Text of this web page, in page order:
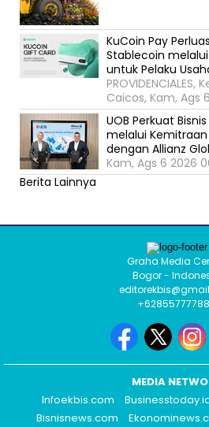
KuCoin Pay
Stablecoin
untuk Pelaku
Caicos, Kam, Ags
UOB Perkuat
melalui
dengan Allianz
Kam, Ags 6 2026
Berita Lainnya
Graha Media
Bogor -
MEDIA
Infoekbis.com
Bisnisnews.com